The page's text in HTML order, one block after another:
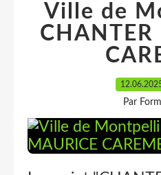
Ville de
CHANTER
Par